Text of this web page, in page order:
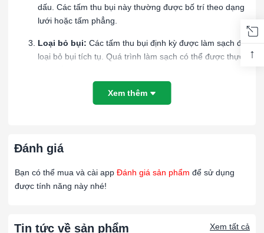
dấu. Các tấm thu bụi này thường được bố trí theo dạng
lưới hoặc tấm phẳng.
Loại bỏ bụi: Các tấm thu bụi định kỳ được làm sạch để
loại bỏ bụi tích tụ. Quá trình làm sạch có thể được thực
Ưu điểm Máy lọc không khí dùng trong nhà
Độ bền:Thiết bị này có độ bền cao và có thể hoạt động
Bảo trì dễ dàng:Các tấm thu bụi có thể được làm sạch dễ
dàng và không cần phải thay thế thường xuyên.
Chi phí đầu tư ban đầu cao:
Máy lọc tĩnh điện có chi phí
Xem thêm
Đánh giá
Bạn có thể mua và cài app Đánh giá sản phẩm để sử dụng
được tính năng này nhé!
Tin tức về sản phẩm Xem tất cả
↑